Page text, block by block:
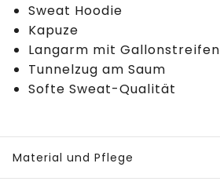
Sweat Hoodie
Kapuze
Langarm mit Gallonstreifen
Tunnelzug am Saum
Softe Sweat-Qualität
Material und Pflege